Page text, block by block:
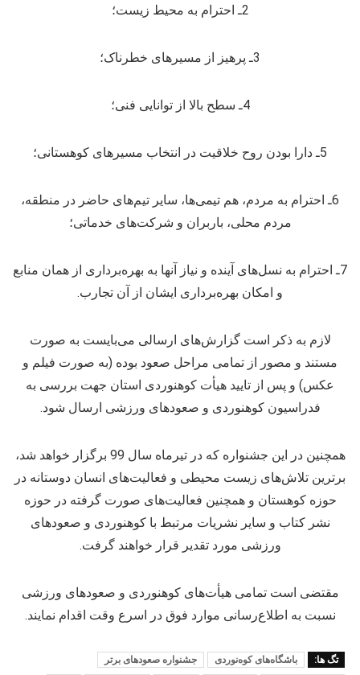
2ـ احترام به محیط زیست؛
3ـ پرهیز از مسیرهای خطرناک؛
4ـ سطح بالا از توانایی فنی؛
5ـ دارا بودن روح خلاقیت در انتخاب مسیرهای کوهستانی؛
6ـ احترام به مردم، هم تیمی‌ها، سایر تیم‌های حاضر در منطقه،
مردم محلی، باربران و شرکت‌های خدماتی؛
7ـ احترام به نسل‌های آینده و نیاز آنها به بهره‌برداری از همان منابع
و امکان بهره‌برداری ایشان از آن تجارب.
لازم به ذکر است گزارش‌های ارسالی می‌بایست به صورت
مستند و مصور از تمامی مراحل صعود بوده (به صورت فیلم و
عکس) و پس از تایید هیأت کوهنوردی استان جهت بررسی به
فدراسیون کوهنوردی و صعودهای ورزشی ارسال شود.
همچنین در این جشنواره که در تیرماه سال 99 برگزار خواهد شد،
برترین تلاش‌های زیست محیطی و فعالیت‌های انسان دوستانه در
حوزه کوهستان و همچنین فعالیت‌های صورت گرفته در حوزه
نشر کتاب و سایر نشریات مرتبط با کوهنوردی و صعودهای
ورزشی مورد تقدیر قرار خواهند گرفت.
مقتضی است تمامی هیأت‌های کوهنوردی و صعودهای ورزشی
نسبت به اطلاع‌رسانی موارد فوق در اسرع وقت اقدام نمایند.
تگ ها: باشگاه‌های کوه‌نوردی
جشنواره صعودهای برتر